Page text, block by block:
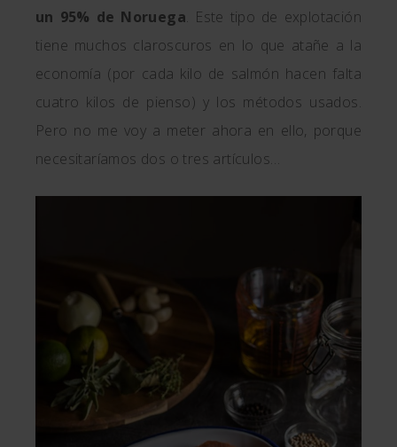
un 95% de Noruega. Este tipo de explotación
tiene muchos claroscuros en lo que atañe a la
economía (por cada kilo de salmón hacen falta
cuatro kilos de pienso) y los métodos usados.
Pero no me voy a meter ahora en ello, porque
necesitaríamos dos o tres artículos…